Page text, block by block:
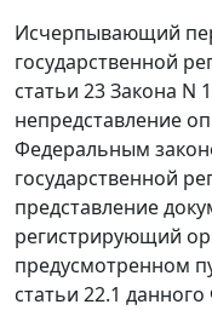
Исчерпывающий
государственной
статьи 23 Закона N
непредставление
Федеральным
государственной
представление
регистрирующий
предусмотренном
статьи 22.1